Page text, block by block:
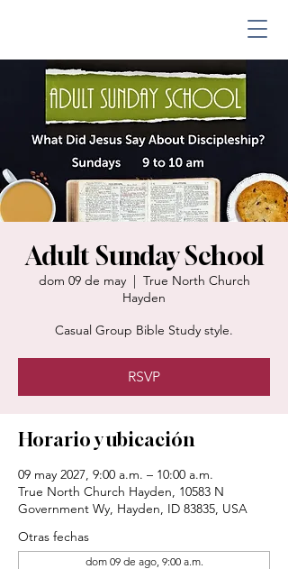
Adult Sunday School
dom 09 de may
  |
True North Church
Hayden
Casual Group Bible Study style.
RSVP
Horario y ubicación
09 may 2027, 9:00 a.m. – 10:00 a.m.
True North Church Hayden, 10583 N
Government Wy, Hayden, ID 83835, USA
Otras fechas
dom 09 de ago, 9:00 a.m.